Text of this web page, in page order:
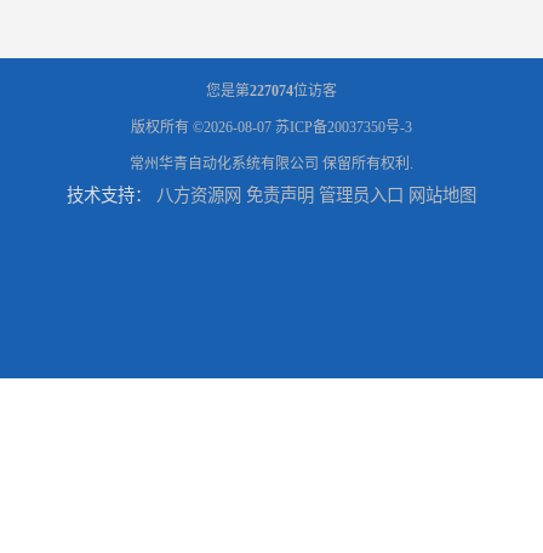
您是第227074位访客
版权所有 ©2026-08-07 苏ICP备20037350号-3
常州华青自动化系统有限公司 保留所有权利.
技术支持： 八方资源网 免责声明 管理员入口 网站地图